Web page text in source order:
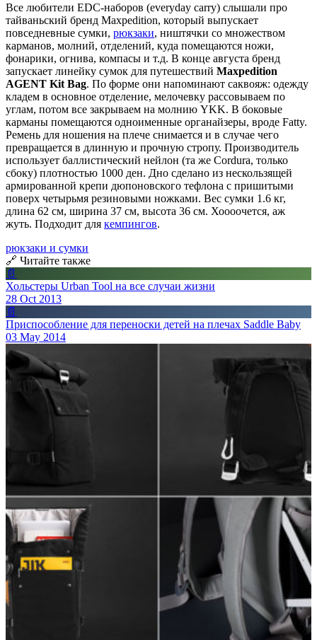
Все любители EDC-наборов (everyday carry) слышали про
тайваньский бренд Maxpedition, который выпускает
повседневные сумки, рюкзаки, ништячки со множеством
карманов, молний, отделений, куда помещаются ножи,
фонарики, огнива, компасы и т.д. В конце августа бренд
запускает линейку сумок для путешествий Maxpedition
AGENT Kit Bag. По форме они напоминают саквояж: одежду
кладем в основное отделение, мелочевку рассовываем по
углам, потом все закрываем на молнию YKK. В боковые
карманы помещаются одноименные органайзеры, вроде Fatty.
Ремень для ношения на плече снимается и в случае чего
превращается в длинную и прочную стропу. Производитель
использует баллистический нейлон (та же Cordura, только
сбоку) плотностью 1000 ден. Дно сделано из нескользящей
армированной крепи дюпоновского тефлона с пришитыми
поверх четырьмя резиновыми ножками. Вес сумки 1.6 кг,
длина 62 см, ширина 37 см, высота 36 см. Хоооочется, аж
жуть. Подходит для кемпингов.
рюкзаки и сумки
🔗 Читайте также
📄
Хольстеры Urban Tool на все случаи жизни
28 Oct 2013
📄
Приспособление для переноски детей на плечах Saddle Baby
03 May 2014